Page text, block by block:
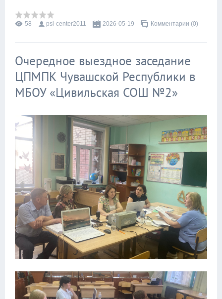
58 psi-center2011 2026-05-19 Комментарии (0)
Очередное выездное заседание
ЦПМПК Чувашской Республики в
МБОУ «Цивильская СОШ №2»